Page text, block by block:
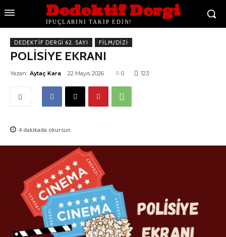
Dedektif Dergi
İPUÇLARINI TAKİP EDİN!
DEDEKTIF DERGI 62. SAYI FILM/DIZI
POLİSİYE EKRANI
Yazan: Aytaç Kara 22 Mayıs 2026 0 123
4 dakikada okursun